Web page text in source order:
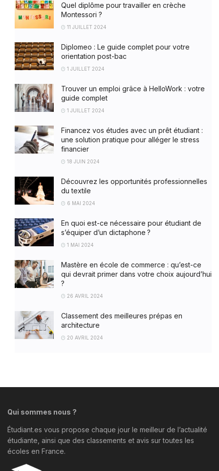
Quel diplôme pour travailler en crèche
Montessori ?
11 JUILLET 2024
Diplomeo : Le guide complet pour votre
orientation post-bac
1 JUILLET 2024
Trouver un emploi grâce à HelloWork : votre
guide complet
1 JUILLET 2024
Financez vos études avec un prêt étudiant :
une solution pratique pour alléger le stress
financier
18 JUIN 2024
Découvrez les opportunités professionnelles
du textile
6 MAI 2024
En quoi est-ce nécessaire pour étudiant de
s’équiper d’un dictaphone ?
1 MAI 2024
Mastère en école de commerce : qu’est-ce
qui devrait primer dans votre choix aujourd’hui
?
26 AVRIL 2024
Classement des meilleures prépas en
architecture
20 AVRIL 2024
Qui sommes nous ?
Étudiant.es vous propose chaque jour le meilleur de l’actualité
étudiante, ainsi que des classements et avis sur toutes les
écoles en France.